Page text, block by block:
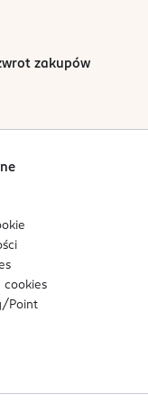
zakupów
cookies
Point